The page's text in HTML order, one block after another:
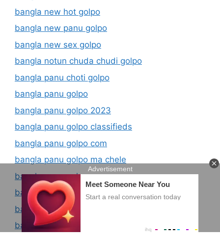
bangla new hot golpo
bangla new panu golpo
bangla new sex golpo
bangla notun chuda chudi golpo
bangla panu choti golpo
bangla panu golpo
bangla panu golpo 2023
bangla panu golpo classifieds
bangla panu golpo com
bangla panu golpo ma chele
bangla panu golpo new
bangla panu golpo with photo
bangla panu ma meye
bangla panu story